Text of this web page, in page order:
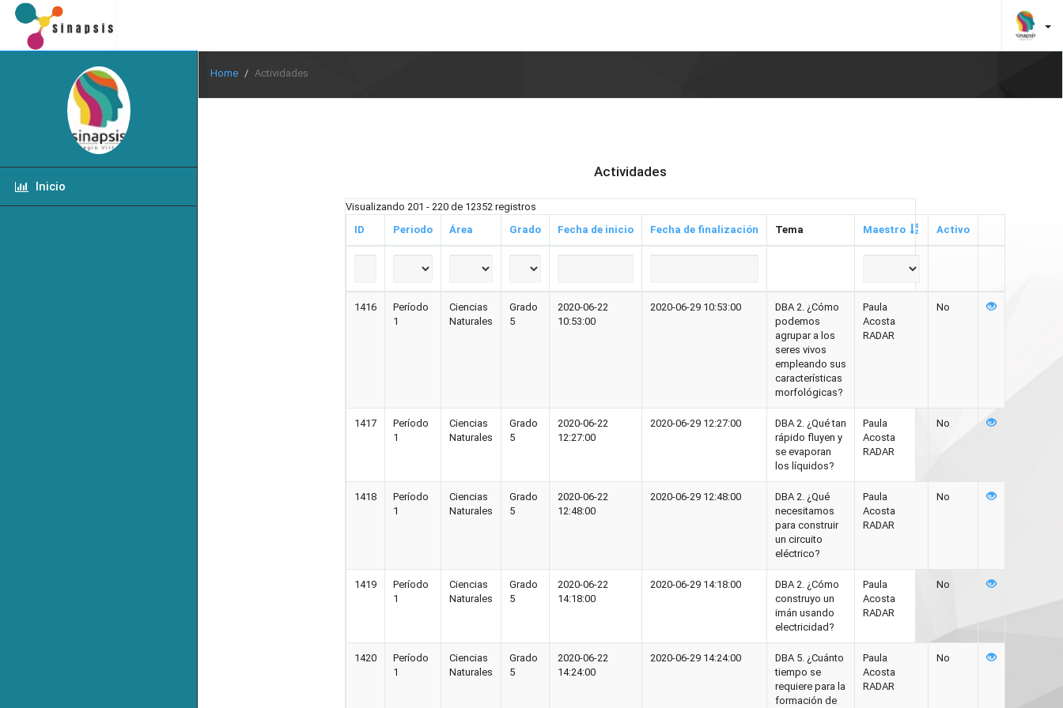
Inicio
Home Actividades
Actividades
Visualizando 201 - 220 de 12352 registros
ID
Periodo Área Grado Fecha de inicio Fecha de finalización Tema Maestro Activo
1416
Período
1
Ciencias
Naturales
Grado
5
2020-06-22
10:53:00
2020-06-29 10:53:00
DBA 2. ¿Cómo
podemos
agrupar a los
seres vivos
empleando sus
características
morfológicas?
Paula
Acosta
RADAR
No
1417
Período
1
Ciencias
Naturales
Grado
5
2020-06-22
12:27:00
2020-06-29 12:27:00
DBA 2. ¿Qué tan
rápido fluyen y
se evaporan
los líquidos?
Paula
Acosta
RADAR
No
1418
Período
1
Ciencias
Naturales
Grado
5
2020-06-22
12:48:00
2020-06-29 12:48:00
DBA 2. ¿Qué
necesitamos
para construir
un circuito
eléctrico?
Paula
Acosta
RADAR
No
1419
Período
1
Ciencias
Naturales
Grado
5
2020-06-22
14:18:00
2020-06-29 14:18:00
DBA 2. ¿Cómo
construyo un
imán usando
electricidad?
Paula
Acosta
RADAR
No
1420
Período
1
Ciencias
Naturales
Grado
5
2020-06-22
14:24:00
2020-06-29 14:24:00
DBA 5. ¿Cuánto
tiempo se
requiere para la
formación de
Paula
Acosta
RADAR
No